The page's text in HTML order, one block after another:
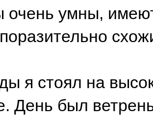
очень умны,
я стоял на
День был